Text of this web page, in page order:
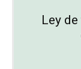
Ley